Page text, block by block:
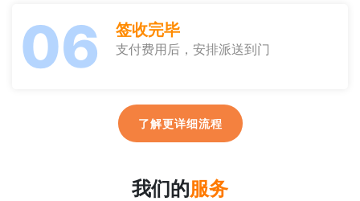
06 签收完毕
支付费用后，安排派送到门
了解更详细流程
我们的服务